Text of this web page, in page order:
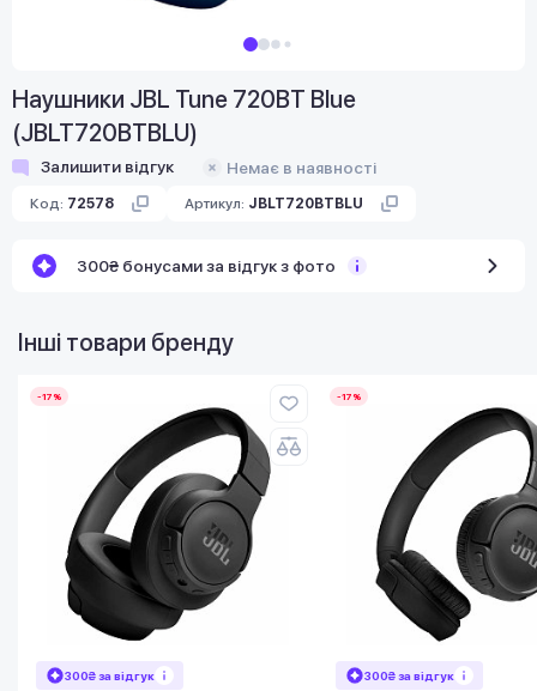
Наушники JBL Tune 720BT Blue
(JBLT720BTBLU)
Залишити відгук Немає в наявності
Код: 72578 Артикул: JBLT720BTBLU
300₴ бонусами за відгук з фото
Інші товари бренду
-17%
300₴ за відгук
-17%
300₴ за відгук